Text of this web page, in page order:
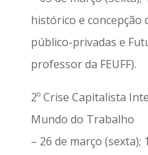
histórico e concepção
público-privadas e
professor da FEUFF).
2º Crise Capitalista
Mundo do Trabalho
– 26 de março